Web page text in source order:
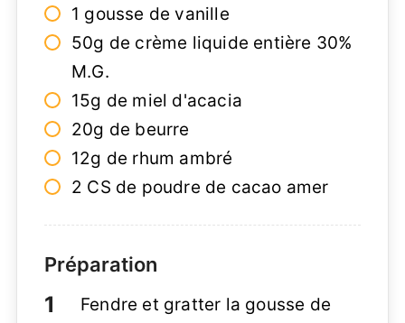
1 gousse de vanille
50g de crème liquide entière 30%
M.G.
15g de miel d'acacia
20g de beurre
12g de rhum ambré
2 CS de poudre de cacao amer
Préparation
Fendre et gratter la gousse de